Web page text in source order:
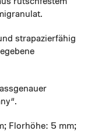
rutschfestem
strapazierfähig
Florhöhe: 5 mm;